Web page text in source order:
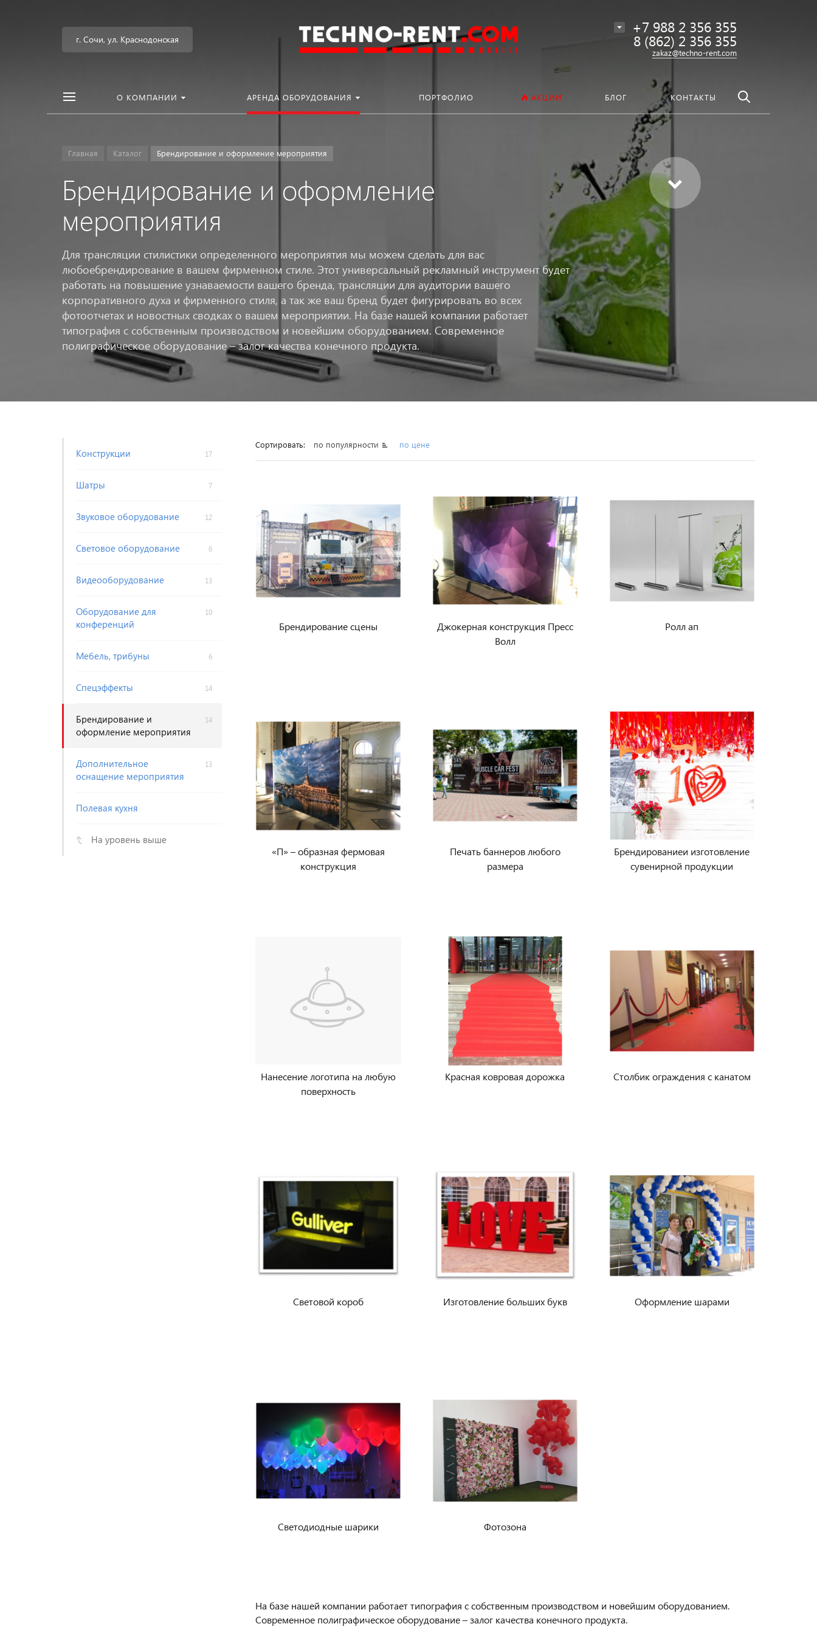
Найти
г. Сочи, ул. Краснодонская
+7 988 2 356 355
8 (862) 2 356 355
zakaz@techno-rent.com
О КОМПАНИИ АРЕНДА ОБОРУДОВАНИЯ ПОРТФОЛИО АКЦИИ БЛОГ КОНТАКТЫ
Главная Каталог Брендирование и оформление мероприятия
Брендирование и оформление
мероприятия
Для трансляции стилистики определенного мероприятия мы можем сделать для вас
любоебрендирование в вашем фирменном стиле. Этот универсальный рекламный инструмент будет
работать на повышение узнаваемости вашего бренда, трансляции для аудитории вашего
корпоративного духа и фирменного стиля, а так же ваш бренд будет фигурировать во всех
фотоотчетах и новостных сводках о вашем мероприятии. На базе нашей компании работает
типография с собственным производством и новейшим оборудованием. Современное
полиграфическое оборудование – залог качества конечного продукта.
Конструкции 17
Шатры 7
Звуковое оборудование 12
Световое оборудование 6
Видеооборудование 13
Оборудование для
конференций
10
Мебель, трибуны 6
Спецэффекты 14
Брендирование и
оформление мероприятия
14
Дополнительное
оснащение мероприятия
13
Полевая кухня
На уровень выше
Сортировать: по популярности по цене
Брендирование сцены
Джокерная конструкция Пресс
Волл
Ролл ап
«П» – образная фермовая
конструкция
Печать баннеров любого
размера
Брендированиеи изготовление
сувенирной продукции
Нанесение логотипа на любую
поверхность
Красная ковровая дорожка Столбик ограждения с канатом
Световой короб Изготовление больших букв Оформление шарами
Светодиодные шарики Фотозона
На базе нашей компании работает типография с собственным производством и новейшим оборудованием.
Современное полиграфическое оборудование – залог качества конечного продукта.